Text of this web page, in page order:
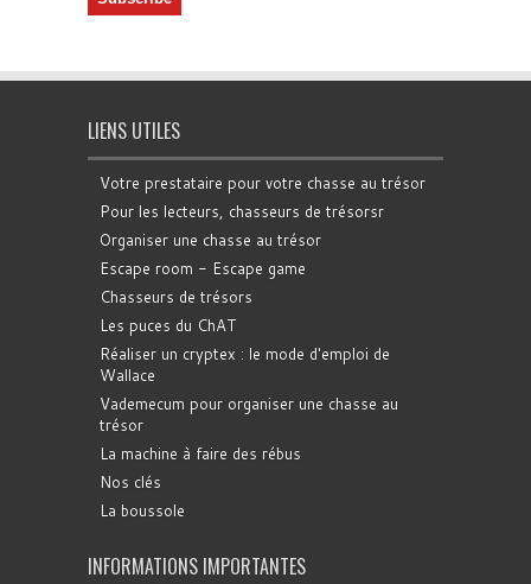
LIENS UTILES
Votre prestataire pour votre chasse au trésor
Pour les lecteurs, chasseurs de trésorsr
Organiser une chasse au trésor
Escape room - Escape game
Chasseurs de trésors
Les puces du ChAT
Réaliser un cryptex : le mode d'emploi de
Wallace
Vademecum pour organiser une chasse au
trésor
La machine à faire des rébus
Nos clés
La boussole
INFORMATIONS IMPORTANTES